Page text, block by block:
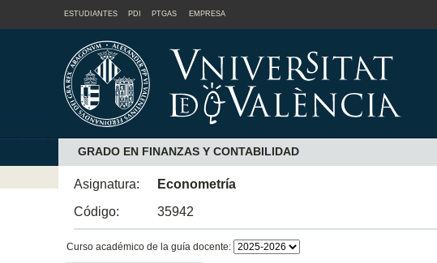
ESTUDIANTES PDI PTGAS EMPRESA
GRADO EN FINANZAS Y CONTABILIDAD
Asignatura:
Econometría
Código:
35942
Curso académico de la guía docente: